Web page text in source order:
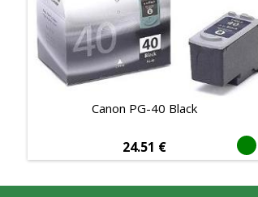
Canon PG-40 Black
24.51 €